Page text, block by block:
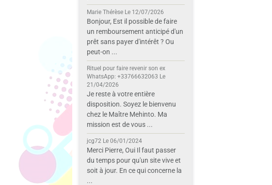
Marie Thérèse Le 12/07/2026
Bonjour, Est il possible de faire
un remboursement anticipé d'un
prêt sans payer d'intérêt ? Ou
peut-on ...
Rituel pour faire revenir son ex
WhatsApp: +33766632063 Le
21/04/2026
Je reste à votre entière
disposition. Soyez le bienvenu
chez le Maître Mehinto. Ma
mission est de vous ...
jcg72 Le 06/01/2024
Merci Pierre, Oui Il faut passer
du temps pour qu'un site vive et
soit à jour. En ce qui concerne la
...